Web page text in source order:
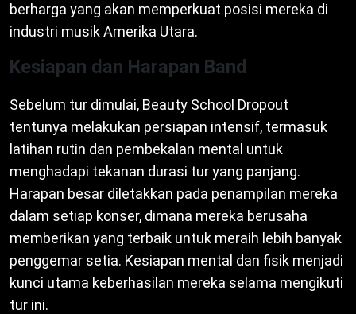
berharga yang akan memperkuat posisi mereka di
industri musik Amerika Utara.
Kesiapan dan Harapan Band
Sebelum tur dimulai, Beauty School Dropout
tentunya melakukan persiapan intensif, termasuk
latihan rutin dan pembekalan mental untuk
menghadapi tekanan durasi tur yang panjang.
Harapan besar diletakkan pada penampilan mereka
dalam setiap konser, dimana mereka berusaha
memberikan yang terbaik untuk meraih lebih banyak
penggemar setia. Kesiapan mental dan fisik menjadi
kunci utama keberhasilan mereka selama mengikuti
tur ini.